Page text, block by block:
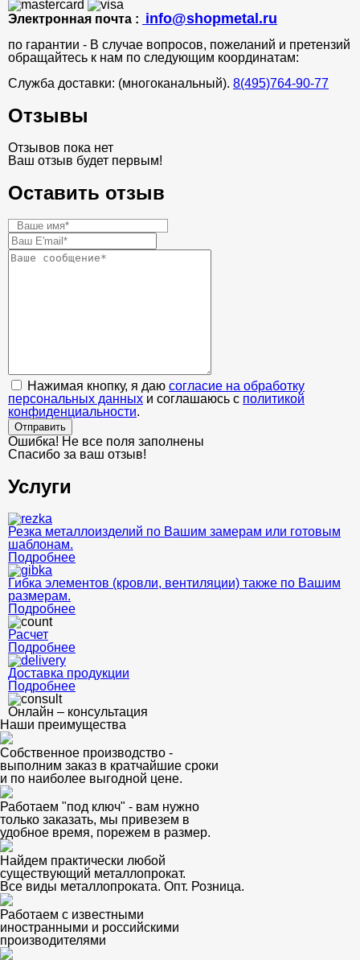
Электронная почта : info@shopmetal.ru
по гарантии - В случае вопросов, пожеланий и претензий
обращайтесь к нам по следующим координатам:
Служба доставки: (многоканальный). 8(495)764-90-77
Отзывы
Отзывов пока нет
Ваш отзыв будет первым!
Оставить отзыв
Нажимая кнопку, я даю согласие на обработку
персональных данных и соглашаюсь с политикой
конфиденциальности.
Отправить
Ошибка! Не все поля заполнены
Спасибо за ваш отзыв!
Услуги
Резка металлоизделий по Вашим замерам или готовым
шаблонам.
Подробнее
Гибка элементов (кровли, вентиляции) также по Вашим
размерам.
Подробнее
Расчет
Подробнее
Доставка продукции
Подробнее
Онлайн – консультация
Наши преимущества
Собственное производство -
выполним заказ в кратчайшие сроки
и по наиболее выгодной цене.
Работаем "под ключ" - вам нужно
только заказать, мы привезем в
удобное время, порежем в размер.
Найдем практически любой
существующий металлопрокат.
Все виды металлопроката. Опт. Розница.
Работаем с известными
иностранными и российскими
производителями